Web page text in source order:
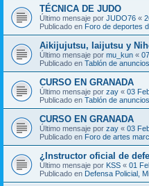
TÉCNICA DE JUDO
Último mensaje por JUDO76 «
Publicado en Foro de deportes
Aikijujutsu, Iaijutsu y
Último mensaje por mu_kun «
Publicado en Tablón de anuncios
CURSO EN GRANADA
Último mensaje por zay « 03
Publicado en Tablón de anuncios
CURSO EN GRANADA
Último mensaje por zay « 03
Publicado en Foro de artes
¿Instructor oficial de
Último mensaje por KSS « 01
Publicado en Defensa Policial,